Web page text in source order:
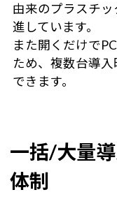
由来のプラスチ
進しています。
また開くだけで
ため、複数台導
できます。
一括/大量
体制